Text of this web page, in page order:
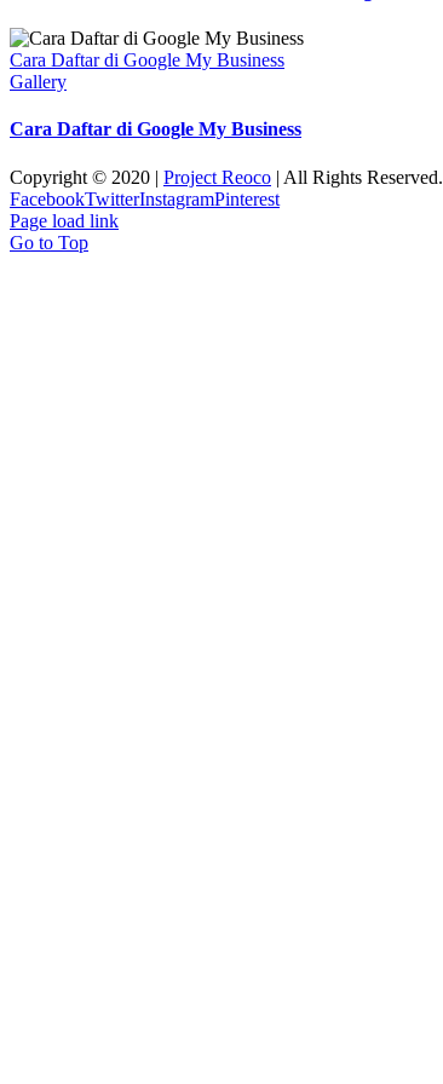
Cara Daftar di Google My Business
Gallery
Cara Daftar di Google My Business
Copyright © 2020 | Project Reoco | All Rights Reserved.
FacebookTwitterInstagramPinterest
Page load link
Go to Top